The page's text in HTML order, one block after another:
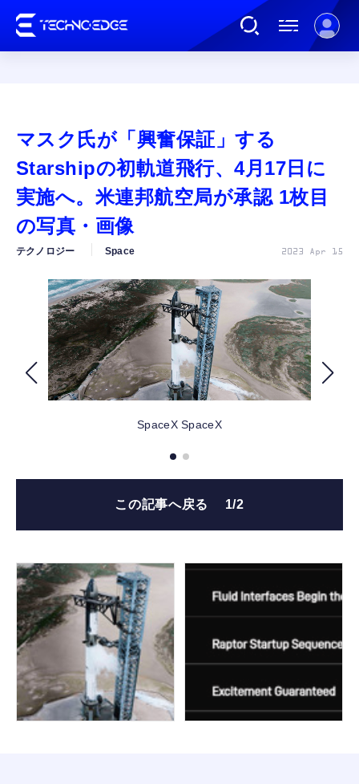
AI
ガジェット
カルチャー
公式ストア
マスク氏が「興奮保証」する
Starshipの初軌道飛行、4月17日に
実施へ。米連邦航空局が承認 1枚目
の写真・画像
テクノロジー Space 2023 Apr 15
SpaceX SpaceX
この記事へ戻る 1/2